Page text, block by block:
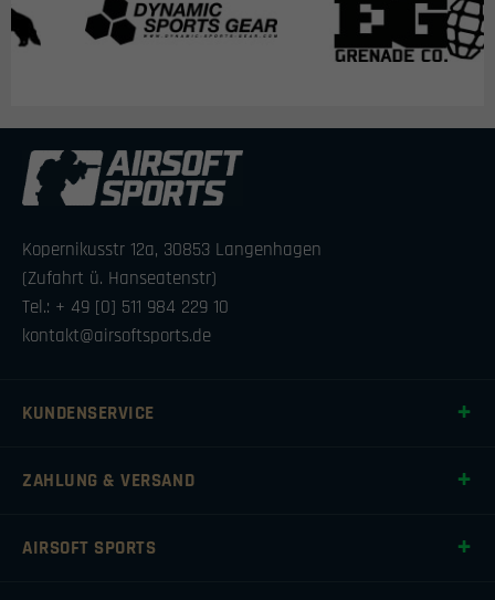
Kopernikusstr 12a, 30853 Langenhagen
(Zufahrt ü. Hanseatenstr)
Tel.: + 49 [0] 511 984 229 10
kontakt@airsoftsports.de
KUNDENSERVICE
ZAHLUNG & VERSAND
AIRSOFT SPORTS